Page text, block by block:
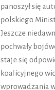
panoszył się
polskiego
Jeszcze
pochwały
staje się
koalicyjnego
wprowadzania